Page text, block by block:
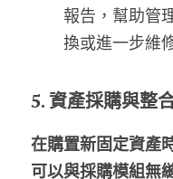
報告，幫助管
換或進一步維
5. 資產採購與整
在購置新固定資產
可以與採購模組無